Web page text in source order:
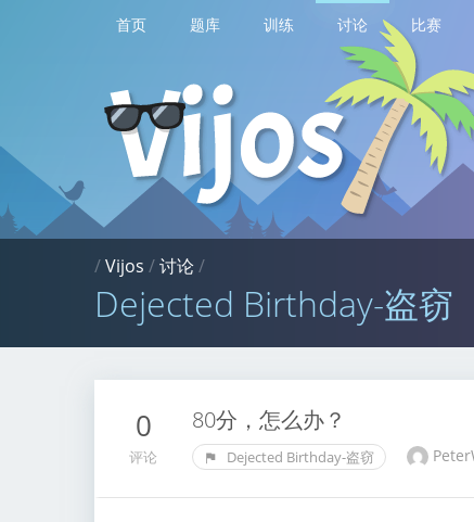
首页 题库 训练 讨论 比赛
/Vijos /讨论/
Dejected Birthday-盗窃
0
评论
80分，怎么办？
Dejected Birthday-盗窃